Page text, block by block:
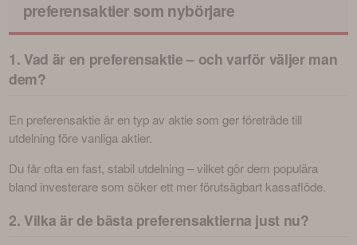
preferensaktier som nybörjare
1. Vad är en preferensaktie – och varför väljer man
dem?
En preferensaktie är en typ av aktie som ger företräde till
utdelning före vanliga aktier.
Du får ofta en fast, stabil utdelning – vilket gör dem populära
bland investerare som söker ett mer förutsägbart kassaflöde.
2. Vilka är de bästa preferensaktierna just nu?